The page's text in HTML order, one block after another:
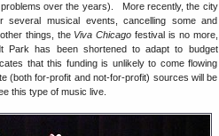
over the years). More recently, the city
several musical events, cancelling some and
things, the Viva Chicago festival is no more,
Park has been shortened to adapt to budget
that this funding is unlikely to come flowing
(both for-profit and not-for-profit) sources will be
this type of music live.